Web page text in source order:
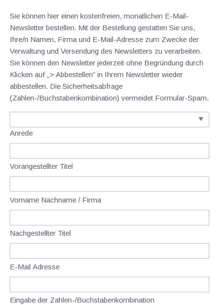
Sie können hier einen kostenfreien, monatlichen E-Mail-
Newsletter bestellen. Mit der Bestellung gestatten Sie uns,
Ihre/n Namen, Firma und E-Mail-Adresse zum Zwecke der
Verwaltung und Versendung des Newsletters zu verarbeiten.
Sie können den Newsletter jederzeit ohne Begründung durch
Klicken auf „> Abbestellen” in Ihrem Newsletter wieder
abbestellen. Die Sicherheitsabfrage
(Zahlen-/Buchstabenkombination) vermeidet Formular-Spam.
Anrede
Vorangestellter Titel
Vorname Nachname / Firma
Nachgestellter Titel
E-Mail Adresse
Eingabe der Zahlen-/Buchstabenkombination